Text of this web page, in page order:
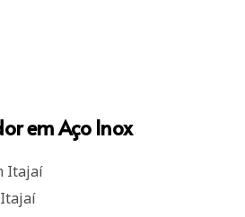
em Aço Inox
Itajaí
Itajaí